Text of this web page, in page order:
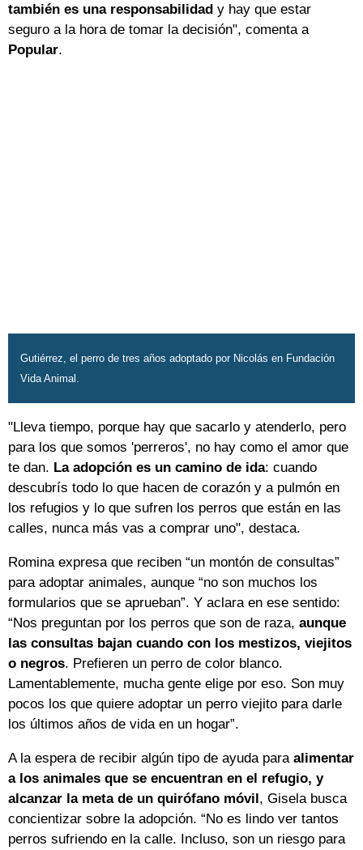
también es una responsabilidad y hay que estar
seguro a la hora de tomar la decisión", comenta a
Popular.
Gutiérrez, el perro de tres años adoptado por Nicolás en Fundación
Vida Animal.
"Lleva tiempo, porque hay que sacarlo y atenderlo, pero
para los que somos 'perreros', no hay como el amor que
te dan. La adopción es un camino de ida: cuando
descubrís todo lo que hacen de corazón y a pulmón en
los refugios y lo que sufren los perros que están en las
calles, nunca más vas a comprar uno", destaca.
Romina expresa que reciben “un montón de consultas”
para adoptar animales, aunque “no son muchos los
formularios que se aprueban”. Y aclara en ese sentido:
“Nos preguntan por los perros que son de raza, aunque
las consultas bajan cuando con los mestizos, viejitos
o negros. Prefieren un perro de color blanco.
Lamentablemente, mucha gente elige por eso. Son muy
pocos los que quiere adoptar un perro viejito para darle
los últimos años de vida en un hogar”.
A la espera de recibir algún tipo de ayuda para alimentar
a los animales que se encuentran en el refugio, y
alcanzar la meta de un quirófano móvil, Gisela busca
concientizar sobre la adopción. “No es lindo ver tantos
perros sufriendo en la calle. Incluso, son un riesgo para